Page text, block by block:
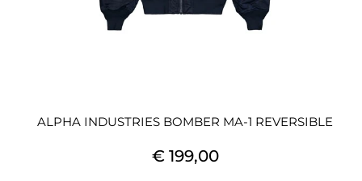
ALPHA INDUSTRIES BOMBER MA-1 REVERSIBLE
€ 199,00